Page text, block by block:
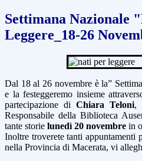
Settimana Nazionale
Leggere_18-26
Dal 18 al 26 novembre è la”
e la festeggeremo insieme
partecipazione di Chiara Teloni,
Responsabile della Biblioteca
tante storie lunedì 20 novembre in
Inoltre troverete tanti appuntamenti
nella Provincia di Macerata, vi